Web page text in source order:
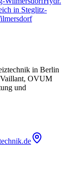
in Steglitz-
in Berlin
Vaillant, OVUM
und